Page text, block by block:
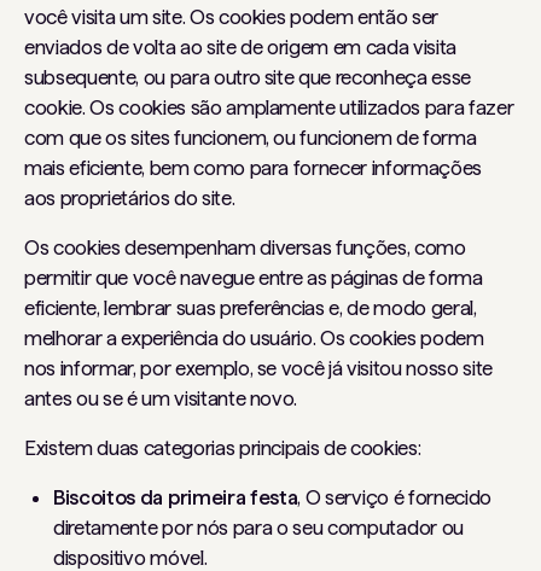
você visita um site. Os cookies podem então ser
enviados de volta ao site de origem em cada visita
subsequente, ou para outro site que reconheça esse
cookie. Os cookies são amplamente utilizados para fazer
com que os sites funcionem, ou funcionem de forma
mais eficiente, bem como para fornecer informações
aos proprietários do site.
Os cookies desempenham diversas funções, como
permitir que você navegue entre as páginas de forma
eficiente, lembrar suas preferências e, de modo geral,
melhorar a experiência do usuário. Os cookies podem
nos informar, por exemplo, se você já visitou nosso site
antes ou se é um visitante novo.
Existem duas categorias principais de cookies:
Biscoitos da primeira festa, O serviço é fornecido
diretamente por nós para o seu computador ou
dispositivo móvel.
Título 6